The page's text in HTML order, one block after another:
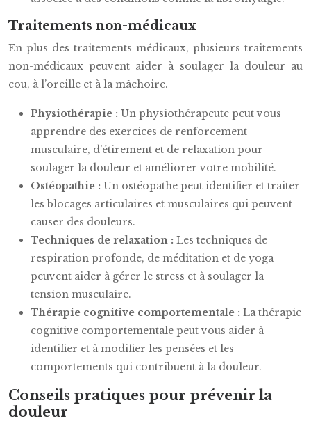
Traitements non-médicaux
En plus des traitements médicaux, plusieurs traitements
non-médicaux peuvent aider à soulager la douleur au
cou, à l’oreille et à la mâchoire.
Physiothérapie : Un physiothérapeute peut vous
apprendre des exercices de renforcement
musculaire, d’étirement et de relaxation pour
soulager la douleur et améliorer votre mobilité.
Ostéopathie : Un ostéopathe peut identifier et traiter
les blocages articulaires et musculaires qui peuvent
causer des douleurs.
Techniques de relaxation : Les techniques de
respiration profonde, de méditation et de yoga
peuvent aider à gérer le stress et à soulager la
tension musculaire.
Thérapie cognitive comportementale : La thérapie
cognitive comportementale peut vous aider à
identifier et à modifier les pensées et les
comportements qui contribuent à la douleur.
Conseils pratiques pour prévenir la
douleur